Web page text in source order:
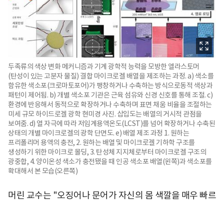
두족류의 색상 변화 메커니즘과 기계 광학적 능력을 모방한 엘라스토머
(탄성이 있는 고분자 물질) 결합 마이크로겔 배열을 제조하는 과정. a) 색소를
함유한 색소포(크로마토포어)가 팽창하거나 수축하는 방식으로동적 색상과
패턴이 제어됨. b) 개별 색소포 기관은 근육 섬유와 신경 신호를 통해 조절. c)
환경에 반응해서 동적으로 확장하거나 수축하며 표면 채움 비율을 조절하는
미세 규모 하이드로겔 광학 현미경 사진. 삽입도는 배열의 거시적 관점을
보여줌. d) 열 자극에 따라 저임계용액온도(LCST)를 넘어 확장하거나 수축된
상태의 개별 마이크로겔의 광학 단면도. e) 배열 제조 과정 1. 원하는
프리폴리머 용액의 충전, 2. 원하는 배열 및 마이크로겔 기하학 구조를
생성하기 위한 마이크로 몰딩, 3. 탄성체 지지체로부터 마이크로겔 구조의
광중합, 4. 양이온성 색소가 충전됐을 때 인공 색소포 배열(왼쪽)과 색소포를
확대해서 본 모습(오른쪽)
머린 교수는 "오징어나 문어가 자신의 몸 색깔을 매우 빠르